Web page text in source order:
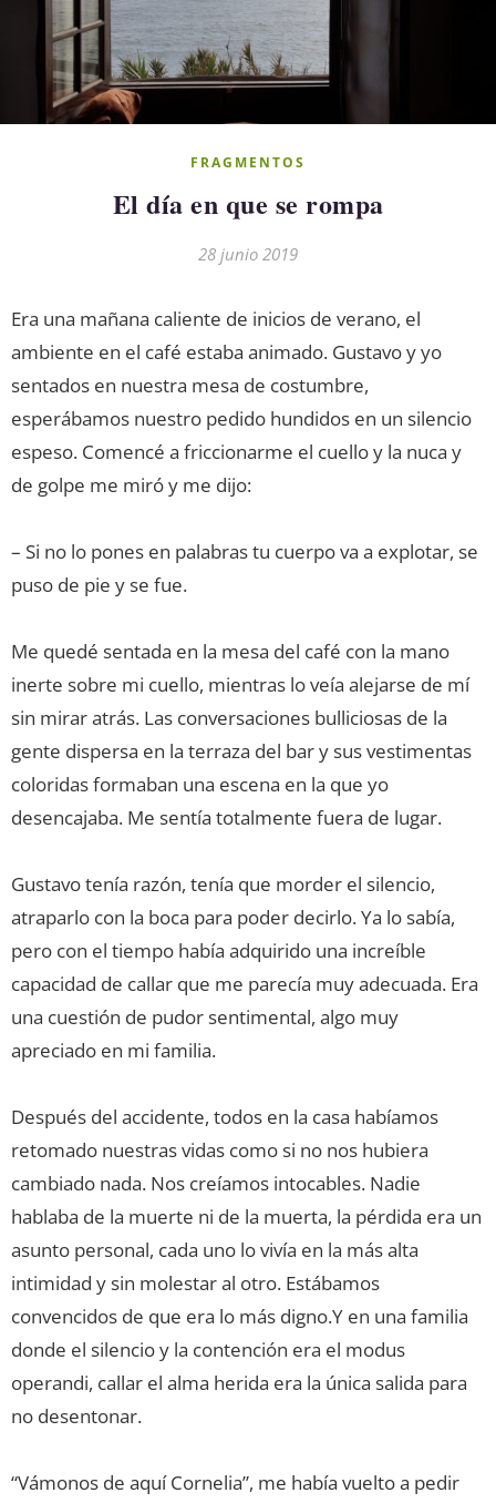
FRAGMENTOS
El día en que se rompa
28 junio 2019
Era una mañana caliente de inicios de verano, el
ambiente en el café estaba animado. Gustavo y yo
sentados en nuestra mesa de costumbre,
esperábamos nuestro pedido hundidos en un silencio
espeso. Comencé a friccionarme el cuello y la nuca y
de golpe me miró y me dijo:
– Si no lo pones en palabras tu cuerpo va a explotar, se
puso de pie y se fue.
Me quedé sentada en la mesa del café con la mano
inerte sobre mi cuello, mientras lo veía alejarse de mí
sin mirar atrás. Las conversaciones bulliciosas de la
gente dispersa en la terraza del bar y sus vestimentas
coloridas formaban una escena en la que yo
desencajaba. Me sentía totalmente fuera de lugar.
Gustavo tenía razón, tenía que morder el silencio,
atraparlo con la boca para poder decirlo. Ya lo sabía,
pero con el tiempo había adquirido una increíble
capacidad de callar que me parecía muy adecuada. Era
una cuestión de pudor sentimental, algo muy
apreciado en mi familia.
Después del accidente, todos en la casa habíamos
retomado nuestras vidas como si no nos hubiera
cambiado nada. Nos creíamos intocables. Nadie
hablaba de la muerte ni de la muerta, la pérdida era un
asunto personal, cada uno lo vivía en la más alta
intimidad y sin molestar al otro. Estábamos
convencidos de que era lo más digno.Y en una familia
donde el silencio y la contención era el modus
operandi, callar el alma herida era la única salida para
no desentonar.
“Vámonos de aquí Cornelia”, me había vuelto a pedir